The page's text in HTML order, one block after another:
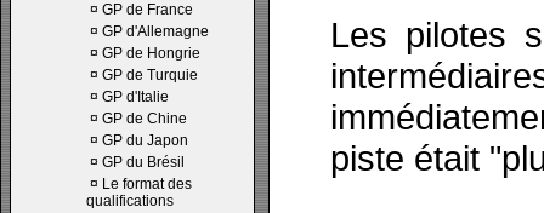
¤ GP de France
¤ GP d'Allemagne
¤ GP de Hongrie
¤ GP de Turquie
¤ GP d'Italie
¤ GP de Chine
¤ GP du Japon
¤ GP du Brésil
¤ Le format des
qualifications
Les pilotes
piste était